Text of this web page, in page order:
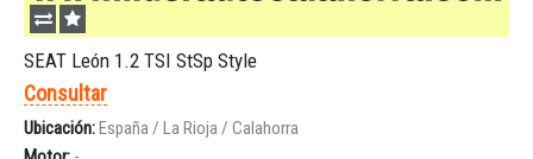
SEAT León 1.2 TSI StSp Style
Consultar
Ubicación:España / La Rioja / Calahorra